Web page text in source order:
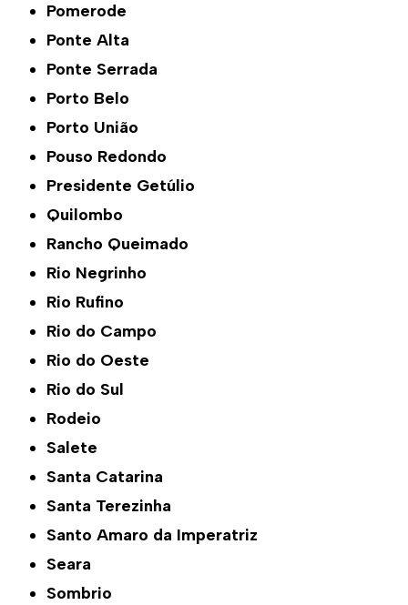
Pomerode
Ponte Alta
Ponte Serrada
Porto Belo
Porto União
Pouso Redondo
Presidente Getúlio
Quilombo
Rancho Queimado
Rio Negrinho
Rio Rufino
Rio do Campo
Rio do Oeste
Rio do Sul
Rodeio
Salete
Santa Catarina
Santa Terezinha
Santo Amaro da Imperatriz
Seara
Sombrio